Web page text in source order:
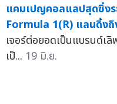
แคมเปญคอลแลปสุดซิ่งร
Formula 1(R) แลนดิ้งถึ
เจอร์ต่อยอดเป็นแบรนด์เ
เป็... 19 มิ.ย.